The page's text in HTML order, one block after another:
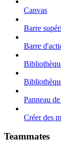
Canvas
Barre
Barre
Panneau
Créer des
Teammates